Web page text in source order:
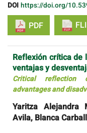
DOI https://doi.org/
PDF
Reflexión crítica de
ventajas y
Critical reflection
advantages and
Yaritza Alejandra
Avila, Blanca